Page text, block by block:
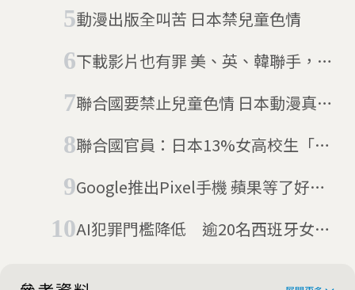
動漫出版全叫苦 日本禁兒童色情
下載影片也有罪 美、英、韓聯手，抄
聯合國要禁止兒童色情 日本動漫真的
聯合國官員：日本13%女高校生「在
Google推出Pixel手機 蘋果等了好久
AI犯罪門檻降低 逾20名西班牙女孩